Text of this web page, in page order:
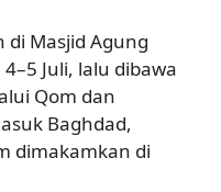
di Masjid Agung
Juli, lalu dibawa
Qom dan
Baghdad,
dimakamkan di